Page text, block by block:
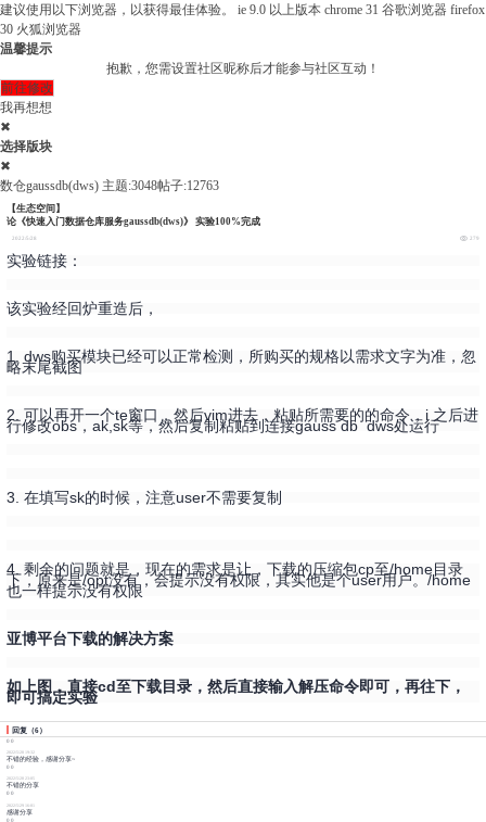
建议使用以下浏览器，以获得最佳体验。 ie 9.0 以上版本 chrome 31 谷歌浏览器 firefox
30 火狐浏览器
温馨提示
抱歉，您需设置社区昵称后才能参与社区互动！
前往修改
我再想想
✖
选择版块
✖
数仓gaussdb(dws) 主题:3048帖子:12763
【生态空间】
论《快速入门数据仓库服务gaussdb(dws)》 实验100%完成
2022/5/28 279
实验链接：
该实验经回炉重造后，
1. dws购买模块已经可以正常检测，所购买的规格以需求文字为准，忽
略末尾截图
2. 可以再开一个te窗口，然后vim进去，粘贴所需要的的命令，i 之后进
行修改obs，ak,sk等，然后复制粘贴到连接gauss db dws处运行
3. 在填写sk的时候，注意user不需要复制
4. 剩余的问题就是，现在的需求是让，下载的压缩包cp至/home目录
下，原来是/opt没有，会提示没有权限，其实他是个user用户。/home
也一样提示没有权限
亚博平台下载的解决方案
如上图，直接cd至下载目录，然后直接输入解压命令即可，再往下，
即可搞定实验
回复（6）
0 0
2022/5/28 19:32
不错的经验，感谢分享~
0 0
2022/5/28 23:05
不错的分享
0 0
2022/5/29 16:01
感谢分享
0 0